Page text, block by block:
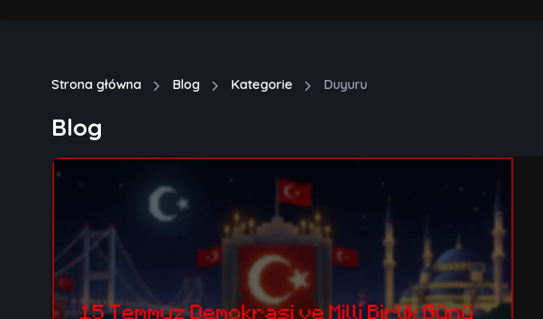
Strona główna Blog Kategorie Duyuru
Blog